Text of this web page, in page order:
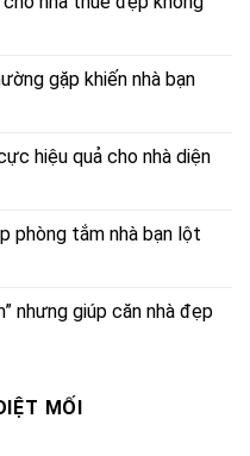
gặp khiến nhà bạn
hiệu quả cho nhà diện
phòng tắm nhà bạn lột
nhưng giúp căn nhà đẹp
MỐI